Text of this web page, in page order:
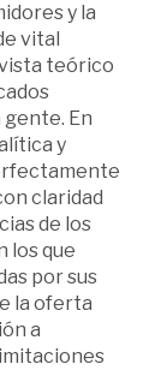
y la
vital
teórico
gente. En
y
claridad
de los
los que
por sus
la oferta
a